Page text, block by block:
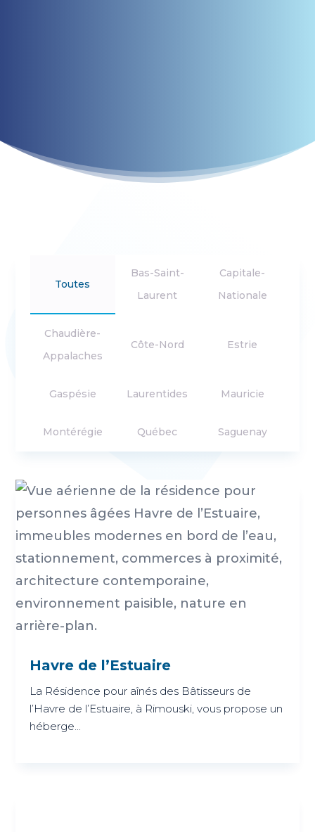
Toutes
Bas-Saint-
Laurent
Capitale-
Nationale
Chaudière-
Appalaches
Côte-Nord Estrie
Gaspésie Laurentides Mauricie
Montérégie Québec Saguenay
Havre de l’Estuaire
La Résidence pour aînés des Bâtisseurs de
l’Havre de l’Estuaire, à Rimouski, vous propose un
héberge...